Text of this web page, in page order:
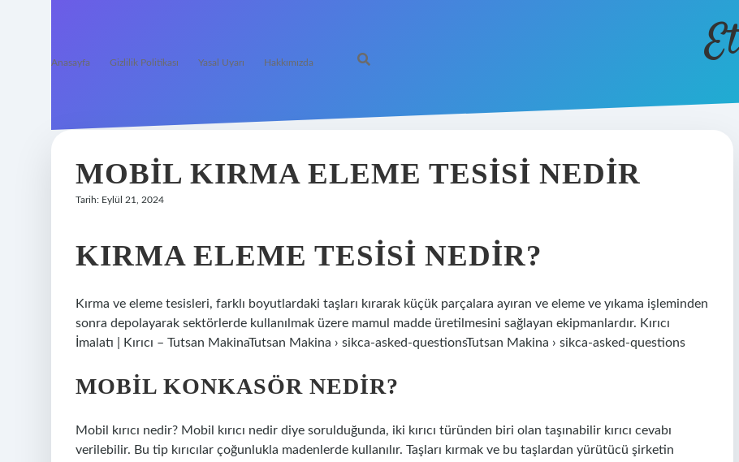
Anasayfa Gizlilik Politikası Yasal Uyarı Hakkımızda
MOBIL KIRMA ELEME TESISI NEDIR
Tarih: Eylül 21, 2024
KIRMA ELEME TESISI NEDIR?
Kırma ve eleme tesisleri, farklı boyutlardaki taşları kırarak küçük parçalara ayıran ve eleme ve yıkama işleminden
sonra depolayarak sektörlerde kullanılmak üzere mamul madde üretilmesini sağlayan ekipmanlardır. Kırıcı
İmalatı | Kırıcı – Tutsan MakinaTutsan Makina › sikca-asked-questionsTutsan Makina › sikca-asked-questions
MOBIL KONKASÖR NEDIR?
Mobil kırıcı nedir? Mobil kırıcı nedir diye sorulduğunda, iki kırıcı türünden biri olan taşınabilir kırıcı cevabı
verilebilir. Bu tip kırıcılar çoğunlukla madenlerde kullanılır. Taşları kırmak ve bu taşlardan yürütücü şirketin